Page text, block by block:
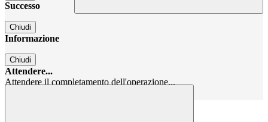
Successo
Chiudi
Informazione
Chiudi
Attendere...
Attendere il completamento dell'operazione...